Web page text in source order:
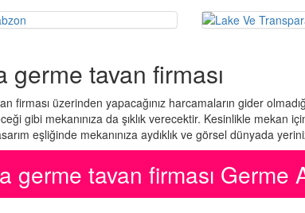
germe tavan firması
firması üzerinden yapacağınız harcamaların gider
gibi mekanınıza da şıklık verecektir. Kesinlikle mekan
eşliğinde mekanınıza aydıklık ve görsel dünyada
germe tavan firması